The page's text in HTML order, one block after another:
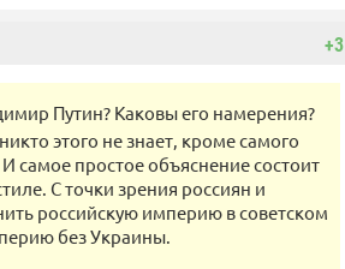
+3
Путин? Каковы его намерения?
этого не знает, кроме самого
самое простое объяснение состоит
С точки зрения россиян и
российскую империю в советском
без Украины.